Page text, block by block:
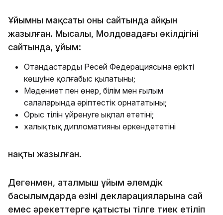
Ұйымның мақсаты оның сайтында айқын
жазылған. Мысалы, Молдовадағы өкілдігінің
сайтында, ұйым:
Отандастардың Ресей Федерациясына ерікті
көшуіне қолғабыс қылатыны;
Мәдениет пен өнер, білім мен ғылым
салаларында әріптестік орнататыны;
Орыс тілін үйренуге ықпал ететіні;
халықтық дипломатияны өркендететіні
нақты жазылған.
Дегенмен, аталмыш ұйым әлемдік
басылымдарда өзінің декларацияларына сай
емес әрекеттерге қатысты тілге тиек етіліп